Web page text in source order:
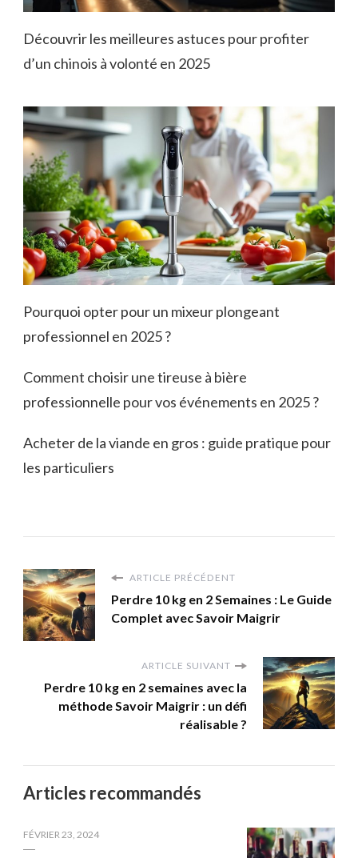
Découvrir les meilleures astuces pour profiter
d’un chinois à volonté en 2025
Pourquoi opter pour un mixeur plongeant
professionnel en 2025 ?
Comment choisir une tireuse à bière
professionnelle pour vos événements en 2025 ?
Acheter de la viande en gros : guide pratique pour
les particuliers
ARTICLE PRÉCÉDENT
Perdre 10 kg en 2 Semaines : Le Guide
Complet avec Savoir Maigrir
ARTICLE SUIVANT
Perdre 10 kg en 2 semaines avec la
méthode Savoir Maigrir : un défi
réalisable ?
Articles recommandés
FÉVRIER 23, 2024